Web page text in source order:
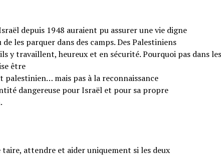
depuis 1948 auraient pu assurer une vie digne
les parquer dans des camps. Des Palestiniens
y travaillent, heureux et en sécurité. Pourquoi pas dans
être
palestinien… mais pas à la reconnaissance
dangereuse pour Israël et pour sa propre
taire, attendre et aider uniquement si les deux